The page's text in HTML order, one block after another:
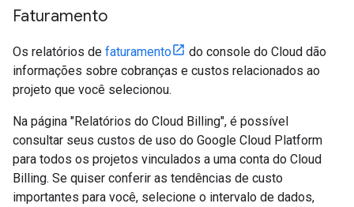
Faturamento
Os relatórios de faturamento
do console do Cloud dão
informações sobre cobranças e custos relacionados ao
projeto que você selecionou.
Na página "Relatórios do Cloud Billing", é possível
consultar seus custos de uso do Google Cloud Platform
para todos os projetos vinculados a uma conta do Cloud
Billing. Se quiser conferir as tendências de custo
importantes para você, selecione o intervalo de dados,